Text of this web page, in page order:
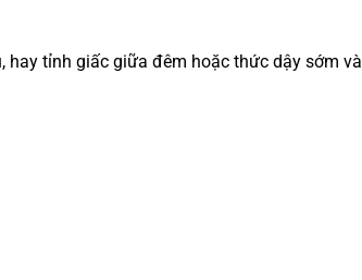
tỉnh giấc giữa đêm hoặc thức dậy sớm và